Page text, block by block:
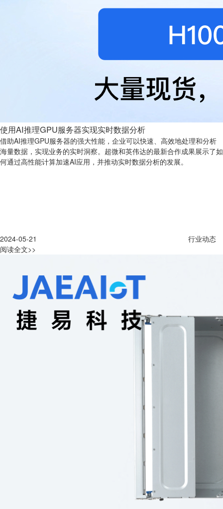
使用AI推理GPU服务器实现实时数据分析
借助AI推理GPU服务器的强大性能，企业可以快速、高效地处理和分析
海量数据，实现业务的实时洞察。超微和英伟达的最新合作成果展示了如
何通过高性能计算加速AI应用，并推动实时数据分析的发展。
2024-05-21
行业动态
阅读全文>>